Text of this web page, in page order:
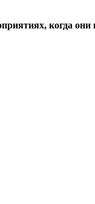
когда они